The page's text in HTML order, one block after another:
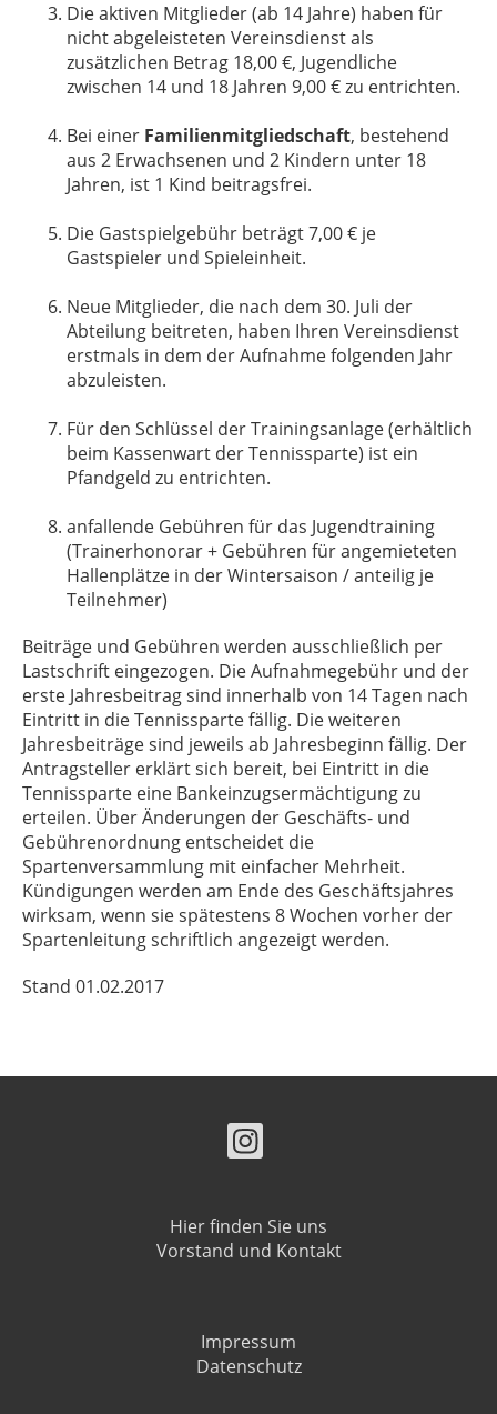
Die aktiven Mitglieder (ab 14 Jahre) haben für
nicht abgeleisteten Vereinsdienst als
zusätzlichen Betrag 18,00 €, Jugendliche
zwischen 14 und 18 Jahren 9,00 € zu entrichten.
Bei einer Familienmitgliedschaft, bestehend
aus 2 Erwachsenen und 2 Kindern unter 18
Jahren, ist 1 Kind beitragsfrei.
Die Gastspielgebühr beträgt 7,00 € je
Gastspieler und Spieleinheit.
Neue Mitglieder, die nach dem 30. Juli der
Abteilung beitreten, haben Ihren Vereinsdienst
erstmals in dem der Aufnahme folgenden Jahr
abzuleisten.
Für den Schlüssel der Trainingsanlage (erhältlich
beim Kassenwart der Tennissparte) ist ein
Pfandgeld zu entrichten.
anfallende Gebühren für das Jugendtraining
(Trainerhonorar + Gebühren für angemieteten
Hallenplätze in der Wintersaison / anteilig je
Teilnehmer)
Beiträge und Gebühren werden ausschließlich per
Lastschrift eingezogen. Die Aufnahmegebühr und der
erste Jahresbeitrag sind innerhalb von 14 Tagen nach
Eintritt in die Tennissparte fällig. Die weiteren
Jahresbeiträge sind jeweils ab Jahresbeginn fällig. Der
Antragsteller erklärt sich bereit, bei Eintritt in die
Tennissparte eine Bankeinzugsermächtigung zu
erteilen. Über Änderungen der Geschäfts- und
Gebührenordnung entscheidet die
Spartenversammlung mit einfacher Mehrheit.
Kündigungen werden am Ende des Geschäftsjahres
wirksam, wenn sie spätestens 8 Wochen vorher der
Spartenleitung schriftlich angezeigt werden.
Stand 01.02.2017
Hier finden Sie uns
Vorstand und Kontakt
Impressum
Datenschutz